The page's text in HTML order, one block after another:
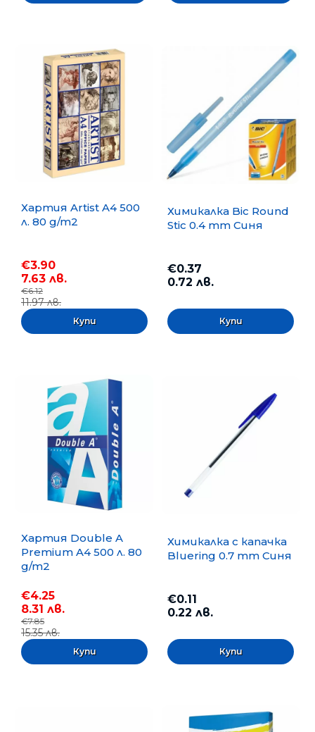
Хартия Artist A4 500
л. 80 g/m2
€3.90
7.63 лв.
€6.12
11.97 лв.
Химикалка Bic Round
Stic 0.4 mm Синя
€0.37
0.72 лв.
Хартия Double A
Premium A4 500 л. 80
g/m2
€4.25
8.31 лв.
€7.85
15.35 лв.
Химикалка с капачка
Bluering 0.7 mm Синя
€0.11
0.22 лв.